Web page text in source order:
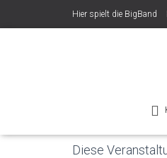
Hier spielt die BigBand
« Alle
Diese